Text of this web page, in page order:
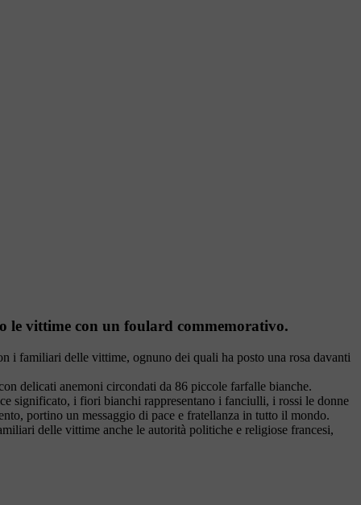
le vittime con un foulard commemorativo.
i familiari delle vittime, ognuno dei quali ha posto una rosa davanti
delicati anemoni circondati da 86 piccole farfalle bianche.
significato, i fiori bianchi rappresentano i fanciulli, i rossi le donne
portino un messaggio di pace e fratellanza in tutto il mondo.
delle vittime anche le autorità politiche e religiose francesi,